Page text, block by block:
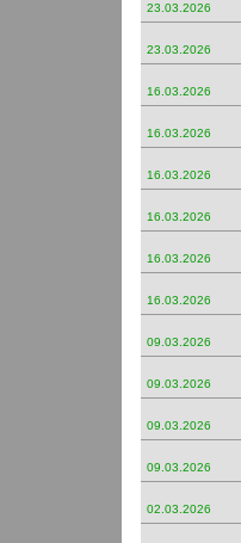
23.03.2026
23.03.2026
16.03.2026
16.03.2026
16.03.2026
16.03.2026
16.03.2026
16.03.2026
09.03.2026
09.03.2026
09.03.2026
09.03.2026
02.03.2026